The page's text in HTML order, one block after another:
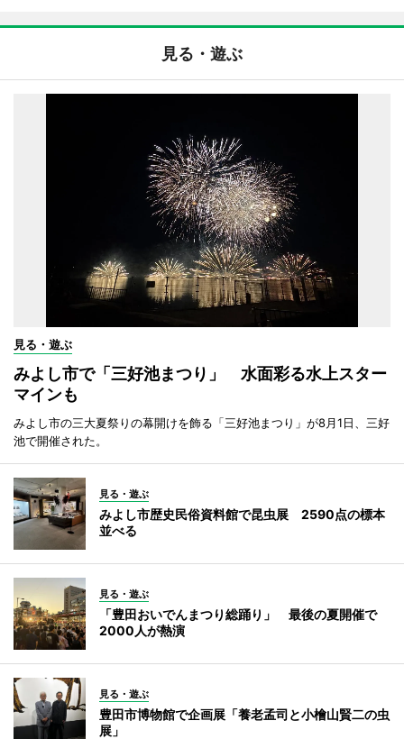
見る・遊ぶ
見る・遊ぶ
みよし市で「三好池まつり」 水面彩る水上スター
マインも
みよし市の三大夏祭りの幕開けを飾る「三好池まつり」が8月1日、三好
池で開催された。
見る・遊ぶ
みよし市歴史民俗資料館で昆虫展 2590点の標本
並べる
見る・遊ぶ
「豊田おいでんまつり総踊り」 最後の夏開催で
2000人が熱演
見る・遊ぶ
豊田市博物館で企画展「養老孟司と小檜山賢二の虫
展」